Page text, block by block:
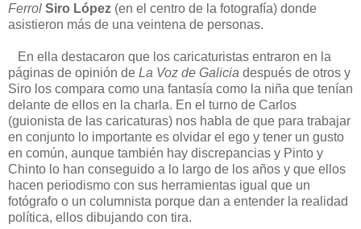
Ferrol Siro López (en el centro de la fotografía) donde
asistieron más de una veintena de personas.
En ella destacaron que los caricaturistas entraron en la
páginas de opinión de La Voz de Galicia después de otros y
Siro los compara como una fantasía como la niña que tenían
delante de ellos en la charla. En el turno de Carlos
(guionista de las caricaturas) nos habla de que para trabajar
en conjunto lo importante es olvidar el ego y tener un gusto
en común, aunque también hay discrepancias y Pinto y
Chinto lo han conseguido a lo largo de los años y que ellos
hacen periodismo con sus herramientas igual que un
fotógrafo o un columnista porque dan a entender la realidad
política, ellos dibujando con tira.